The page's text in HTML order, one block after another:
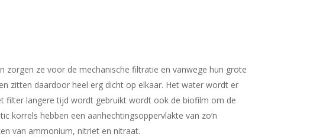
ze voor de mechanische filtratie en vanwege hun grote
zitten daardoor heel erg dicht op elkaar. Het water wordt er
filter langere tijd wordt gebruikt wordt ook de biofilm om de
korrels hebben een aanhechtingsoppervlakte van zo’n
van ammonium, nitriet en nitraat.